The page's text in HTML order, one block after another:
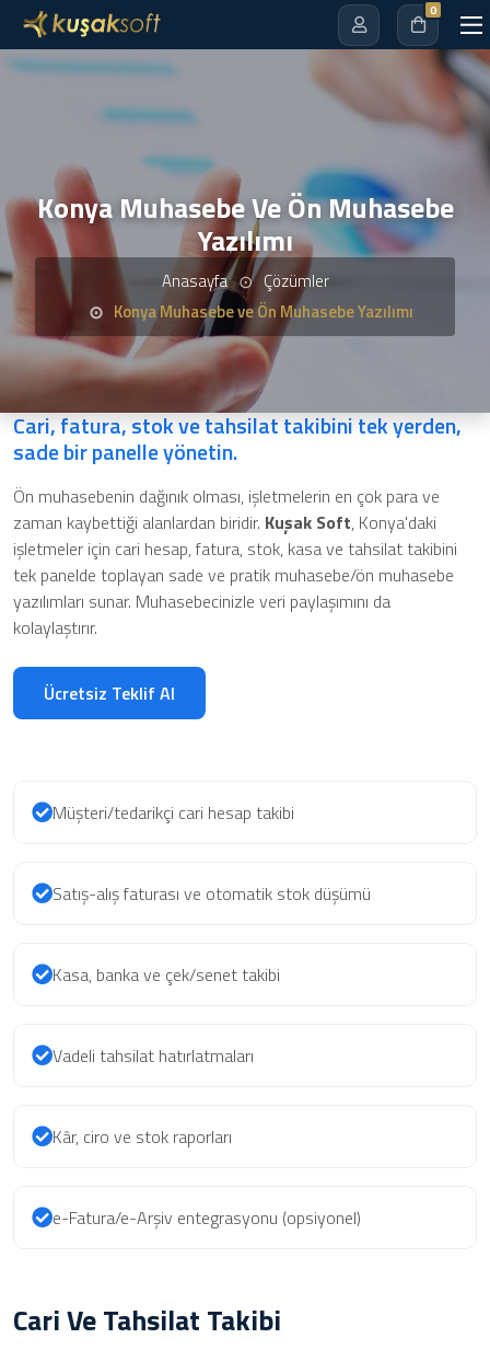
0
Konya Muhasebe Ve Ön Muhasebe
Yazılımı
Anasayfa
Çözümler
Konya Muhasebe ve Ön Muhasebe Yazılımı
Cari, fatura, stok ve tahsilat takibini tek yerden,
sade bir panelle yönetin.
Ön muhasebenin dağınık olması, işletmelerin en çok para ve
zaman kaybettiği alanlardan biridir. Kuşak Soft, Konya'daki
işletmeler için cari hesap, fatura, stok, kasa ve tahsilat takibini
tek panelde toplayan sade ve pratik muhasebe/ön muhasebe
yazılımları sunar. Muhasebecinizle veri paylaşımını da
kolaylaştırır.
Ücretsiz Teklif Al
Müşteri/tedarikçi cari hesap takibi
Satış-alış faturası ve otomatik stok düşümü
Kasa, banka ve çek/senet takibi
Vadeli tahsilat hatırlatmaları
Kâr, ciro ve stok raporları
e-Fatura/e-Arşiv entegrasyonu (opsiyonel)
Cari Ve Tahsilat Takibi